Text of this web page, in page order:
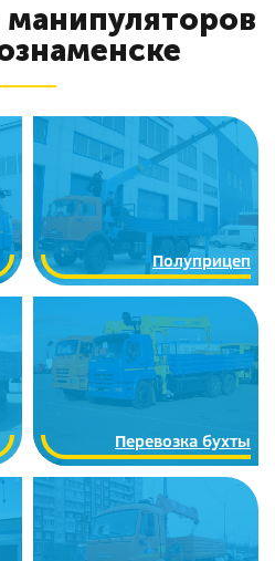
Полуприцеп
Перевозка бухты